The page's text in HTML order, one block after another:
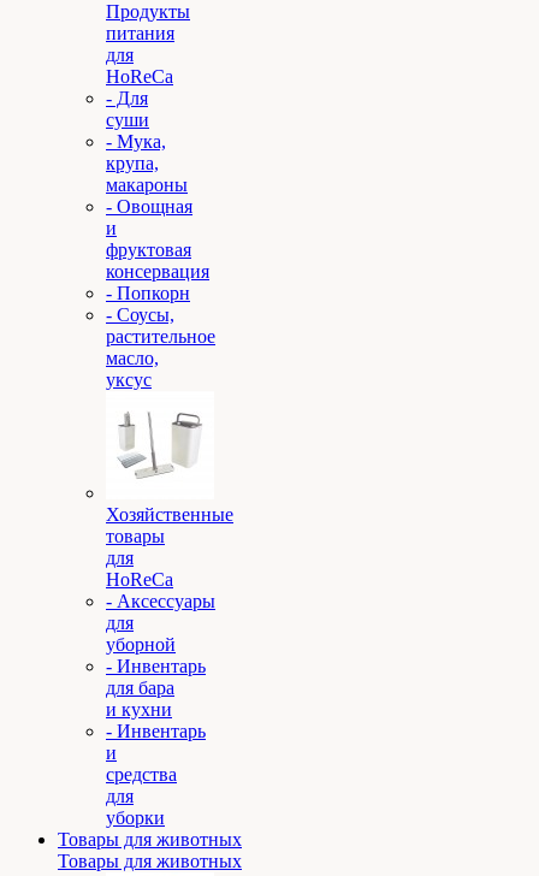
Продукты
питания
для
HoReCa
- Для
суши
- Мука,
крупа,
макароны
- Овощная
и
фруктовая
консервация
- Попкорн
- Соусы,
растительное
масло,
уксус
Хозяйственные
товары
для
HoReCa
- Аксессуары
для
уборной
- Инвентарь
для бара
и кухни
- Инвентарь
и
средства
для
уборки
Товары для животных
Товары для животных